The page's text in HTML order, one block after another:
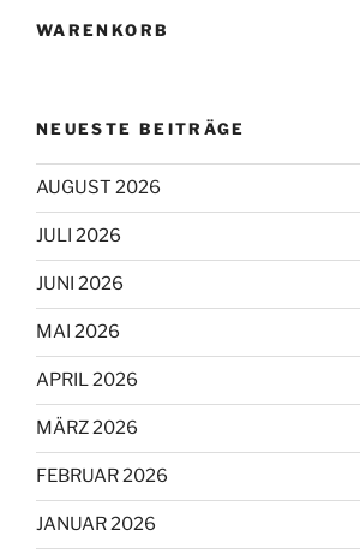
WARENKORB
NEUESTE BEITRÄGE
AUGUST 2026
JULI 2026
JUNI 2026
MAI 2026
APRIL 2026
MÄRZ 2026
FEBRUAR 2026
JANUAR 2026